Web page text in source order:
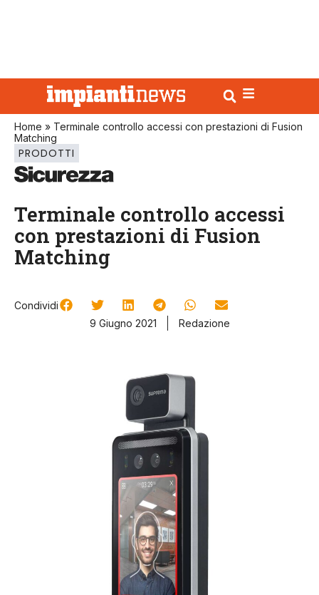
Home » Terminale controllo accessi con prestazioni di Fusion
Matching
PRODOTTI
Terminale controllo accessi
con prestazioni di Fusion
Matching
Condividi
9 Giugno 2021
Redazione